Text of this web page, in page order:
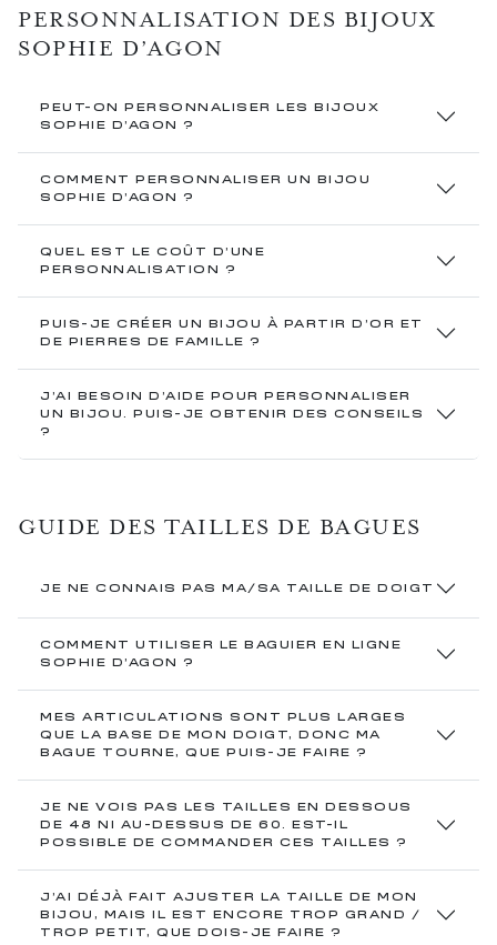
PERSONNALISATION DES BIJOUX
SOPHIE D’AGON
PEUT-ON PERSONNALISER LES BIJOUX
SOPHIE D’AGON ?
COMMENT PERSONNALISER UN BIJOU
SOPHIE D’AGON ?
QUEL EST LE COÛT D'UNE
PERSONNALISATION ?
PUIS-JE CRÉER UN BIJOU À PARTIR D’OR ET
DE PIERRES DE FAMILLE ?
J’AI BESOIN D’AIDE POUR PERSONNALISER
UN BIJOU. PUIS-JE OBTENIR DES CONSEILS
?
GUIDE DES TAILLES DE BAGUES
JE NE CONNAIS PAS MA/SA TAILLE DE DOIGT
COMMENT UTILISER LE BAGUIER EN LIGNE
SOPHIE D’AGON ?
MES ARTICULATIONS SONT PLUS LARGES
QUE LA BASE DE MON DOIGT, DONC MA
BAGUE TOURNE, QUE PUIS-JE FAIRE ?
JE NE VOIS PAS LES TAILLES EN DESSOUS
DE 48 NI AU-DESSUS DE 60. EST-IL
POSSIBLE DE COMMANDER CES TAILLES ?
J’AI DÉJÀ FAIT AJUSTER LA TAILLE DE MON
BIJOU, MAIS IL EST ENCORE TROP GRAND /
TROP PETIT, QUE DOIS-JE FAIRE ?